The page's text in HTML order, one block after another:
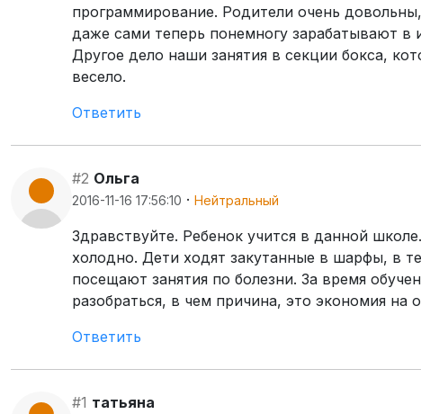
программирование. Родители очень
даже сами теперь понемногу зарабатывают
Другое дело наши занятия в секции бокса,
весело.
Ответить
#2 Ольга
2016-11-16 17:56:10 · Нейтральный
Здравствуйте. Ребенок учится в данной
холодно. Дети ходят закутанные в шарфы, в
посещают занятия по болезни. За время
разобраться, в чем причина, это экономия на
Ответить
#1 татьяна